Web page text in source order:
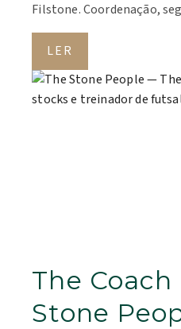
Filstone. Coordenação,
LER
The Coach
Stone